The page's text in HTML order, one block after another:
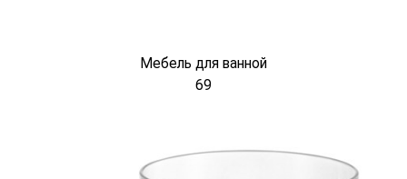
Мебель для ванной
69